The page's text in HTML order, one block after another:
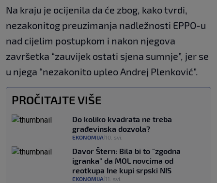
Na kraju je ocijenila da će zbog, kako tvrdi,
nezakonitog preuzimanja nadležnosti EPPO-u
nad cijelim postupkom i nakon njegova
završetka “zauvijek ostati sjena sumnje”, jer se
u njega “nezakonito upleo Andrej Plenković”.
PROČITAJTE VIŠE
Do koliko kvadrata ne treba
građevinska dozvola?
EKONOMIJA 10. svi.
Davor Štern: Bila bi to "zgodna
igranka" da MOL novcima od
reotkupa Ine kupi srpski NIS
EKONOMIJA 11. svi.